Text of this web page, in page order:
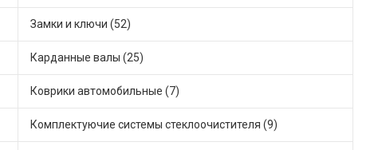
Замки и ключи (52)
Карданные валы (25)
Коврики автомобильные (7)
Комплектуючие системы стеклоочистителя (9)